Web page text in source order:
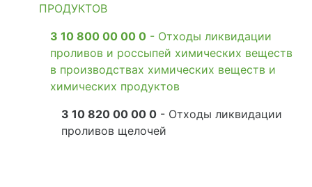
ПРОДУКТОВ
3 10 800 00 00 0 - Отходы ликвидации
проливов и россыпей химических веществ
в производствах химических веществ и
химических продуктов
3 10 820 00 00 0 - Отходы ликвидации
проливов щелочей